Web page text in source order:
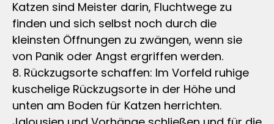
Katzen sind Meister darin, Fluchtwege zu
finden und sich selbst noch durch die
kleinsten Öffnungen zu zwängen, wenn sie
von Panik oder Angst ergriffen werden.
8. Rückzugsorte schaffen: Im Vorfeld ruhige
kuschelige Rückzugsorte in der Höhe und
unten am Boden für Katzen herrichten.